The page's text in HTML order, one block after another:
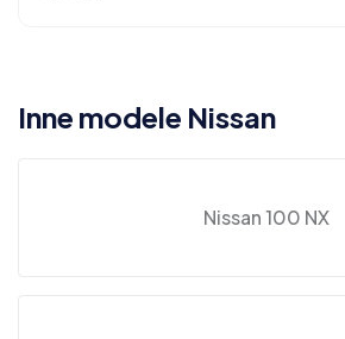
Inne modele Nissan
Nissan 100 NX